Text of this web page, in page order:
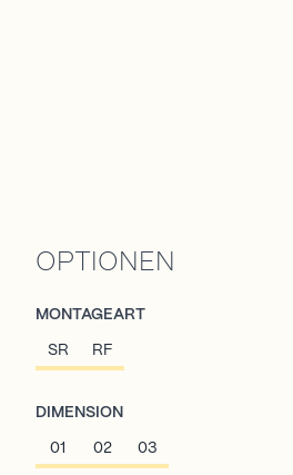
OPTIONEN
MONTAGEART
SR RF
DIMENSION
01 02 03